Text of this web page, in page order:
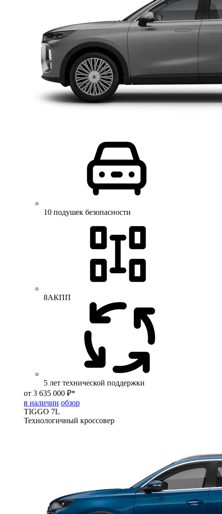
10 подушек безопасности
8АКПП
5 лет технической поддержки
от 3 635 000 ₽*
в наличии обзор
TIGGO 7L
Технологичный кроссовер